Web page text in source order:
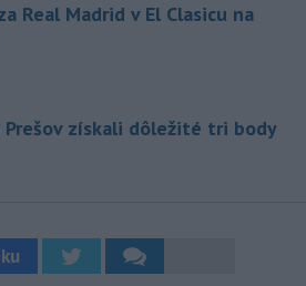
Real Madrid v El Clasicu na
Prešov získali dôležité tri body